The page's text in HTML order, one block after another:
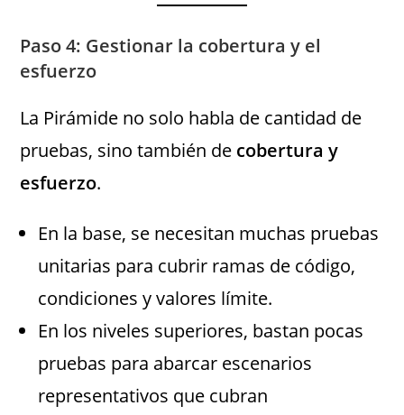
Paso 4: Gestionar la cobertura y el
esfuerzo
La Pirámide no solo habla de cantidad de
pruebas, sino también de cobertura y
esfuerzo.
En la base, se necesitan muchas pruebas
unitarias para cubrir ramas de código,
condiciones y valores límite.
En los niveles superiores, bastan pocas
pruebas para abarcar escenarios
representativos que cubran